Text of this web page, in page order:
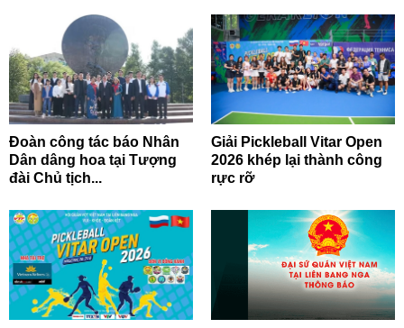
Đoàn công tác báo Nhân
Dân dâng hoa tại Tượng
đài Chủ tịch...
Giải Pickleball Vitar Open
2026 khép lại thành công
rực rỡ